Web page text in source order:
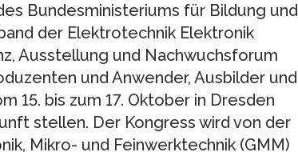
Bundesministeriums für Bildung und
der Elektrotechnik Elektronik
Ausstellung und Nachwuchsforum
und Anwender, Ausbilder und
15. bis zum 17. Oktober in Dresden
stellen. Der Kongress wird von der
Mikro- und Feinwerktechnik (GMM)